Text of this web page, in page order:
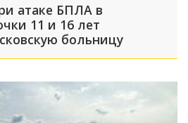
атаке БПЛА в
11 и 16 лет
больницу